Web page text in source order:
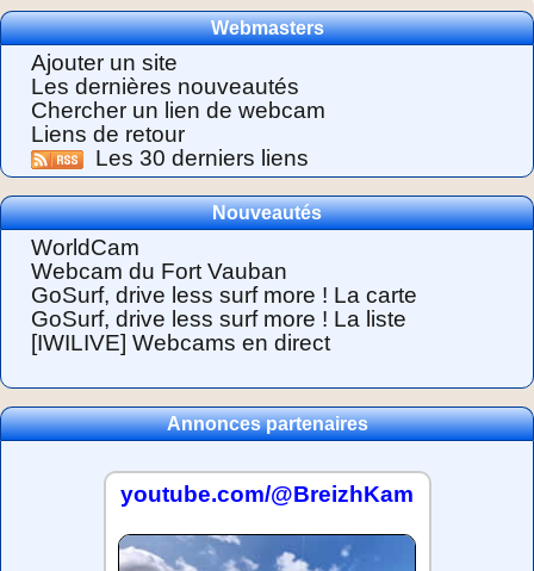
Webmasters
Ajouter un site
Les dernières nouveautés
Chercher un lien de webcam
Liens de retour
Les 30 derniers liens
Nouveautés
WorldCam
Webcam du Fort Vauban
GoSurf, drive less surf more ! La carte
GoSurf, drive less surf more ! La liste
[IWILIVE] Webcams en direct
Annonces partenaires
youtube.com/@BreizhKam